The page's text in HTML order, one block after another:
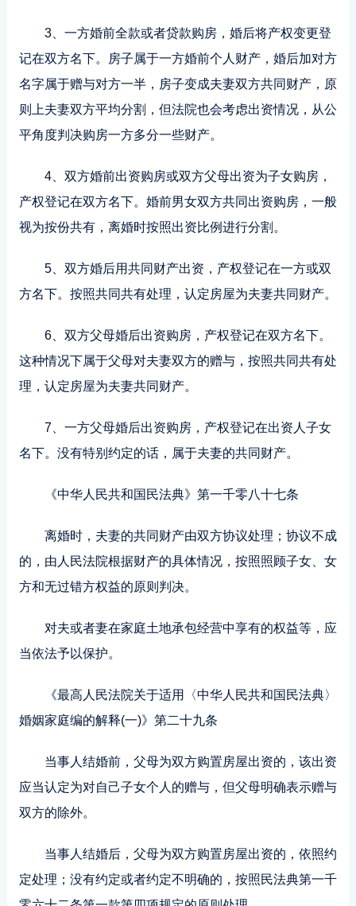
3、一方婚前全款或者贷款购房，婚后将产权变更登
记在双方名下。房子属于一方婚前个人财产，婚后加对方
名字属于赠与对方一半，房子变成夫妻双方共同财产，原
则上夫妻双方平均分割，但法院也会考虑出资情况，从公
平角度判决购房一方多分一些财产。
4、双方婚前出资购房或双方父母出资为子女购房，
产权登记在双方名下。婚前男女双方共同出资购房，一般
视为按份共有，离婚时按照出资比例进行分割。
5、双方婚后用共同财产出资，产权登记在一方或双
方名下。按照共同共有处理，认定房屋为夫妻共同财产。
6、双方父母婚后出资购房，产权登记在双方名下。
这种情况下属于父母对夫妻双方的赠与，按照共同共有处
理，认定房屋为夫妻共同财产。
7、一方父母婚后出资购房，产权登记在出资人子女
名下。没有特别约定的话，属于夫妻的共同财产。
《中华人民共和国民法典》第一千零八十七条
离婚时，夫妻的共同财产由双方协议处理；协议不成
的，由人民法院根据财产的具体情况，按照照顾子女、女
方和无过错方权益的原则判决。
对夫或者妻在家庭土地承包经营中享有的权益等，应
当依法予以保护。
《最高人民法院关于适用〈中华人民共和国民法典〉
婚姻家庭编的解释(一)》第二十九条
当事人结婚前，父母为双方购置房屋出资的，该出资
应当认定为对自己子女个人的赠与，但父母明确表示赠与
双方的除外。
当事人结婚后，父母为双方购置房屋出资的，依照约
定处理；没有约定或者约定不明确的，按照民法典第一千